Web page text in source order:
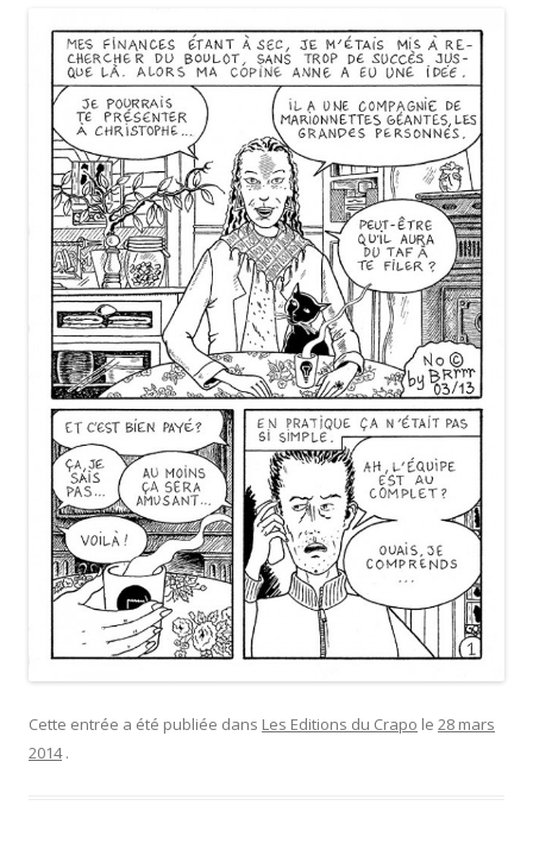
Cette entrée a été publiée dans Les Editions du Crapo le 28 mars
2014 .